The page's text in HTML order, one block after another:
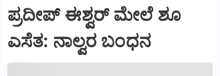
ಪ್ರದೀಪ್ ಈಶ್ವರ್‌ ಮೇಲೆ ಶೂ
ಎಸೆತ: ನಾಲ್ವರ ಬಂಧನ